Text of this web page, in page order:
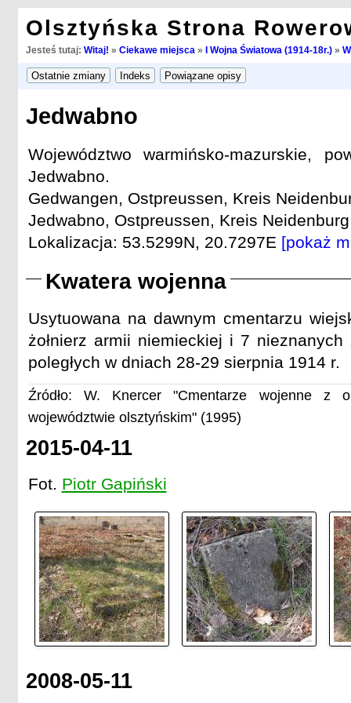
Olsztyńska Strona
Jesteś tutaj: Witaj! » Ciekawe miejsca » I Wojna Światowa (1914-18r.)»
Jedwabno
Województwo warmińsko-mazurskie,
Jedwabno.
Gedwangen, Ostpreussen, Kreis
Jedwabno, Ostpreussen, Kreis
Lokalizacja: 53.5299N, 20.7297E [pokaż
Kwatera wojenna
Usytuowana na dawnym cmentarzu
żołnierz armii niemieckiej i 7 nieznanych
poległych w dniach 28-29 sierpnia 1914 r.
Źródło: W. Knercer "Cmentarze wojenne z
województwie olsztyńskim" (1995)
2015-04-11
Fot. Piotr Gapiński
2008-05-11